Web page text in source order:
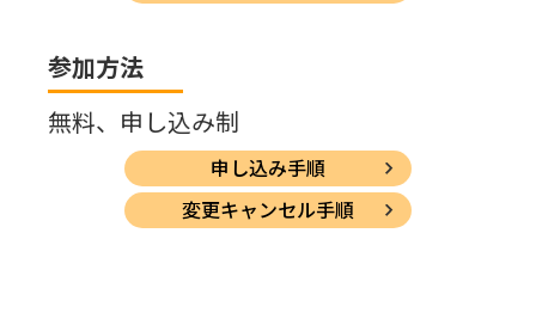
参加方法
無料、申し込み制
申し込み手順
変更キャンセル手順